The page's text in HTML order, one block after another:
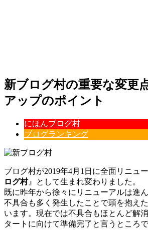
新ブログ村の重要な変更
アップのポイント
にほんブログ村
ブログランキング
ブログ村が2019年4月1日に全面リニュ
ログ村』として生まれ変わりました。
既に昨年から徐々にリニューアルは進
不具合も多く発生したことで頭を抱え
います。現在では不具合もほとんど解
タートに向けて準備完了と言うところで